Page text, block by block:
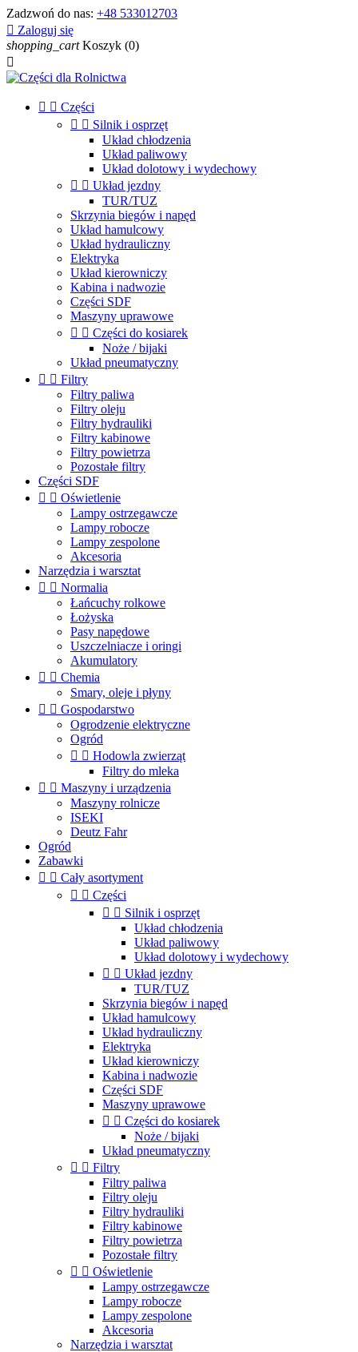
Zadzwoń do nas: +48 533012703
 Zaloguj się
shopping_cart Koszyk (0)

  Części
  Silnik i osprzęt
Układ chłodzenia
Układ paliwowy
Układ dolotowy i wydechowy
  Układ jezdny
TUR/TUZ
Skrzynia biegów i napęd
Układ hamulcowy
Układ hydrauliczny
Elektryka
Układ kierowniczy
Kabina i nadwozie
Części SDF
Maszyny uprawowe
  Części do kosiarek
Noże / bijaki
Układ pneumatyczny
  Filtry
Filtry paliwa
Filtry oleju
Filtry hydrauliki
Filtry kabinowe
Filtry powietrza
Pozostałe filtry
Części SDF
  Oświetlenie
Lampy ostrzegawcze
Lampy robocze
Lampy zespolone
Akcesoria
Narzędzia i warsztat
  Normalia
Łańcuchy rolkowe
Łożyska
Pasy napędowe
Uszczelniacze i oringi
Akumulatory
  Chemia
Smary, oleje i płyny
  Gospodarstwo
Ogrodzenie elektryczne
Ogród
  Hodowla zwierząt
Filtry do mleka
  Maszyny i urządzenia
Maszyny rolnicze
ISEKI
Deutz Fahr
Ogród
Zabawki
  Cały asortyment
  Części
  Silnik i osprzęt
Układ chłodzenia
Układ paliwowy
Układ dolotowy i wydechowy
  Układ jezdny
TUR/TUZ
Skrzynia biegów i napęd
Układ hamulcowy
Układ hydrauliczny
Elektryka
Układ kierowniczy
Kabina i nadwozie
Części SDF
Maszyny uprawowe
  Części do kosiarek
Noże / bijaki
Układ pneumatyczny
  Filtry
Filtry paliwa
Filtry oleju
Filtry hydrauliki
Filtry kabinowe
Filtry powietrza
Pozostałe filtry
  Oświetlenie
Lampy ostrzegawcze
Lampy robocze
Lampy zespolone
Akcesoria
Narzędzia i warsztat